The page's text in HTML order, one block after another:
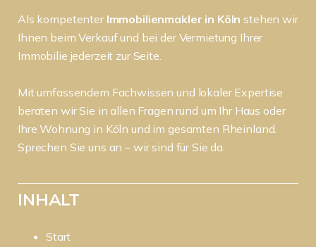
Als kompetenter Immobilienmakler in Kölnstehen wir
Ihnen beim Verkauf und bei der Vermietung Ihrer
Immobilie jederzeit zur Seite.
Mit umfassendem Fachwissen und lokaler Expertise
beraten wir Sie in allen Fragen rund um Ihr Haus oder
Ihre Wohnung in Köln und im gesamten Rheinland.
Sprechen Sie uns an – wir sind für Sie da.
INHALT
Start